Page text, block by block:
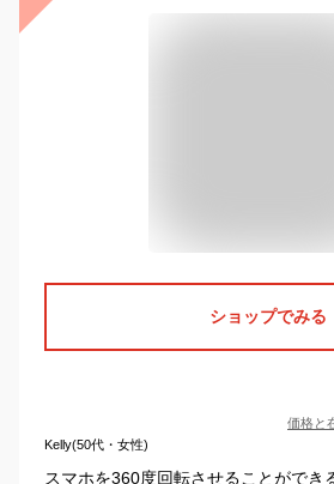
ショップでみる
価格と
Kelly(50代・女性)
スマホを360度回転させることができ